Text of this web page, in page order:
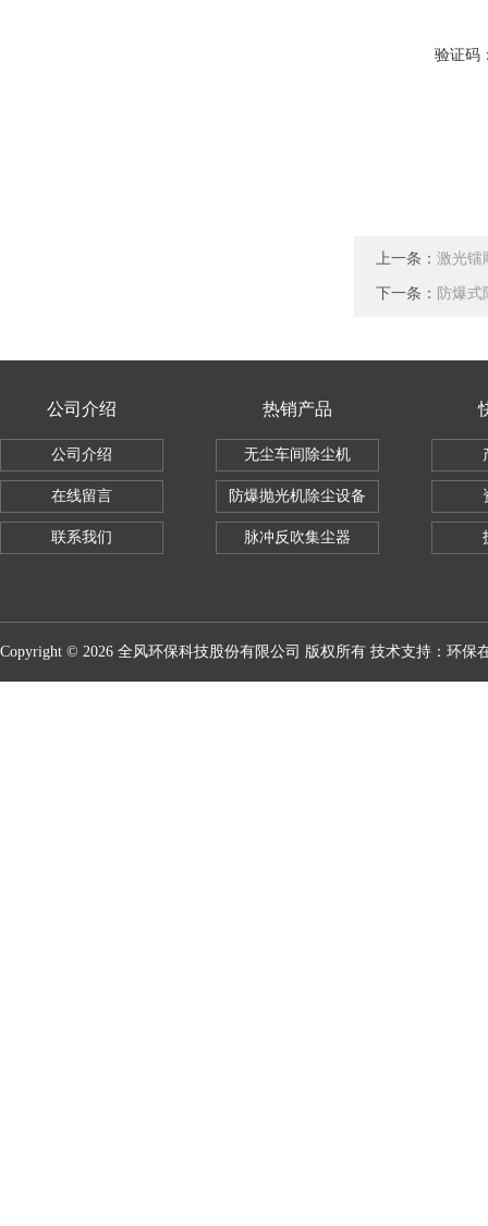
验证码
上一条： 激光镭
下一条： 防爆式
公司介绍
公司介绍
在线留言
联系我们
热销产品
无尘车间除尘机
防爆抛光机除尘设备
脉冲反吹集尘器
Copyright © 2026 全风环保科技股份有限公司 版权所有 技术支持： 环保